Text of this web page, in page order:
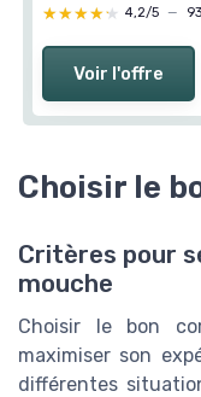
★★★★★
★★★★★ 4,2/5 —
Voir l'offre
Choisir le
Critères pour
mouche
Choisir le bon
maximiser son
différentes